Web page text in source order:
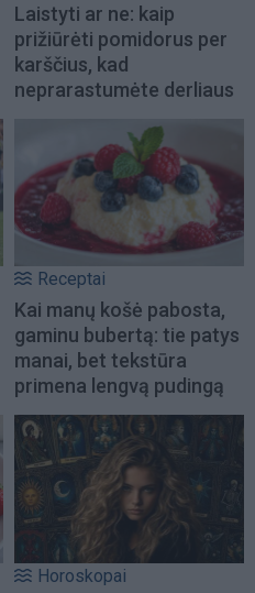
Laistyti ar ne: kaip
prižiūrėti pomidorus per
karščius, kad
neprarastumėte derliaus
Receptai
Kai manų košė pabosta,
gaminu bubertą: tie patys
manai, bet tekstūra
primena lengvą pudingą
Horoskopai